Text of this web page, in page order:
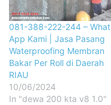
081-388-222-244 – What
App Kami | Jasa Pasang
Waterproofing Membran
Bakar Per Roll di Daerah
RIAU
10/06/2024
In "dewa 200 kta v8 1.0"